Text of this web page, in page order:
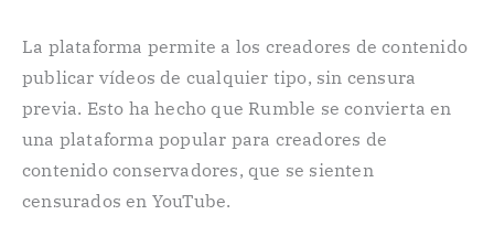
La plataforma permite a los creadores de contenido
publicar vídeos de cualquier tipo, sin censura
previa. Esto ha hecho que Rumble se convierta en
una plataforma popular para creadores de
contenido conservadores, que se sienten
censurados en YouTube.